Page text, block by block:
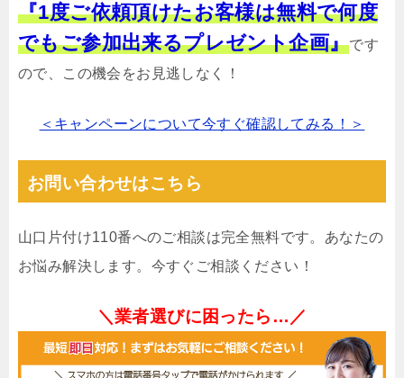
『1度ご依頼頂けたお客様は無料で何度
でもご参加出来るプレゼント企画』です
ので、この機会をお見逃しなく！
＜キャンペーンについて今すぐ確認してみる！＞
お問い合わせはこちら
山口片付け110番へのご相談は完全無料です。あなたの
お悩み解決します。今すぐご相談ください！
＼業者選びに困ったら…／